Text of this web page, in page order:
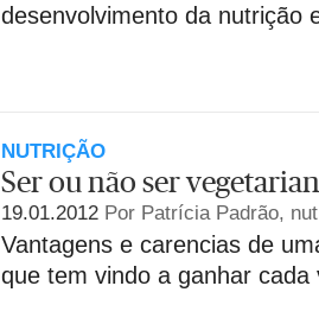
desenvolvimento da nutrição
NUTRIÇÃO
Ser ou não ser
19.01.2012 Por Patrícia Padrão,
Vantagens e carencias de
que tem vindo a ganhar cada